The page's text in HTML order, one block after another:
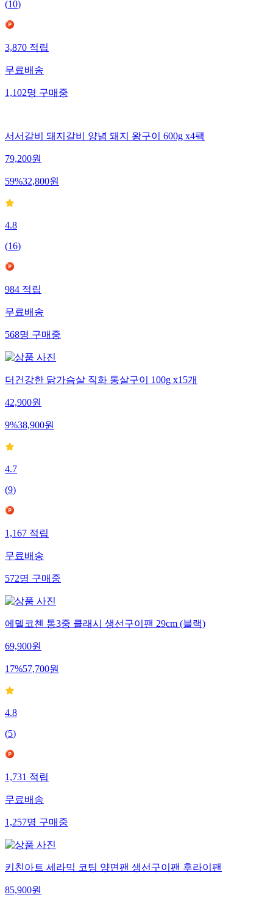
(10)
3,870적립
무료배송
1,102명구매중
서서갈비 돼지갈비 양념 돼지 왕구이 600g x4팩
79,200원
59%32,800원
4.8
(16)
984적립
무료배송
568명구매중
더건강한 닭가슴살 직화 통살구이 100g x15개
42,900원
9%38,900원
4.7
(9)
1,167적립
무료배송
572명구매중
에델코첸 통3중 클래시 생선구이팬 29cm (블랙)
69,900원
17%57,700원
4.8
(5)
1,731적립
무료배송
1,257명구매중
키친아트 세라믹 코팅 양면팬 생선구이팬 후라이팬
85,900원